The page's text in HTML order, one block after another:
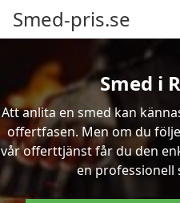
Smed-pris.se
Smed i
Att anlita en smed kan
offertfasen. Men om du
vår offerttjänst får du den
en professionell